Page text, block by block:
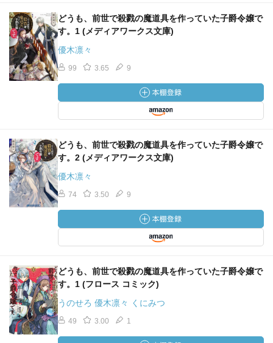
どうも、前世で殺戮の魔道具を作っていた子爵令嬢で
す。1 (メディアワークス文庫)
優木凛々
99 3.65 9
どうも、前世で殺戮の魔道具を作っていた子爵令嬢で
す。2 (メディアワークス文庫)
優木凛々
74 3.50 9
どうも、前世で殺戮の魔道具を作っていた子爵令嬢で
す。1 (フロース コミック)
うのせろ 優木凛々 くにみつ
49 3.00 1